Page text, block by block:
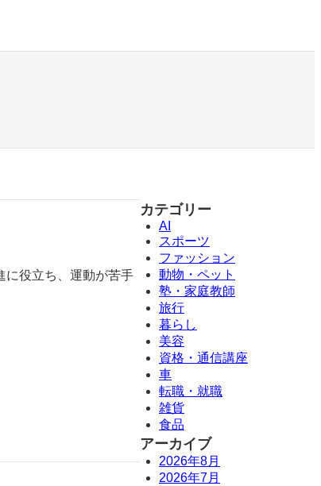
に役立ち、運動が苦手
カテゴリー
AI
スポーツ
ファッション
動物・ペット
塾・家庭教師
旅行
暮らし
美容
資格・通信講座
車
転職・就職
雑貨
食品
アーカイブ
2026年8月
2026年7月